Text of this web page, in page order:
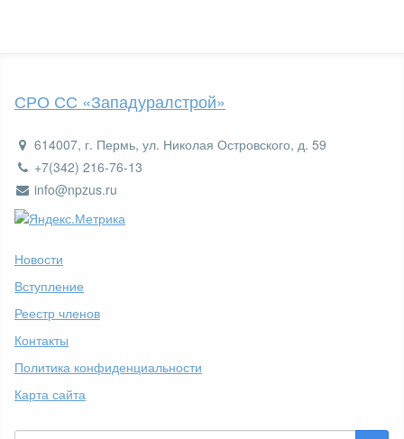
СРО СС «Западуралстрой»
614007, г. Пермь, ул. Николая Островского, д. 59
+7(342) 216-76-13
info@npzus.ru
Новости
Вступление
Реестр членов
Контакты
Политика конфиденциальности
Карта сайта